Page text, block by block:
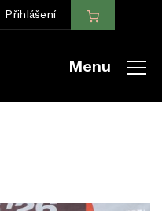
Přihlášení
Menu